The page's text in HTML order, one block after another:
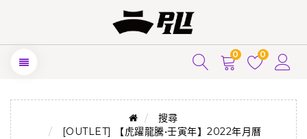
0 0
搜尋
[OUTLET] 【虎躍龍騰•壬寅年】2022年月曆